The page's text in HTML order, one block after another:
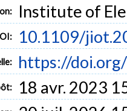
Institute of
10.1109/
https://
18 avr. 2023